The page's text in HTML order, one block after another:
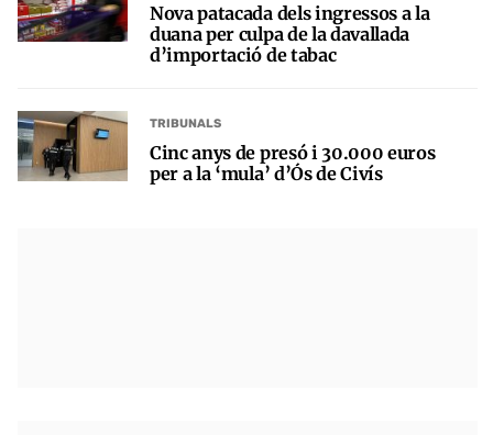
Nova patacada dels ingressos a la
duana per culpa de la davallada
d’importació de tabac
TRIBUNALS
Cinc anys de presó i 30.000 euros
per a la ‘mula’ d’Ós de Civís